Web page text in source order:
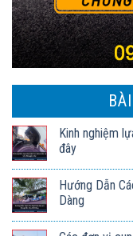
Kinh nghiệm
đây
Hướng Dẫn
Dàng